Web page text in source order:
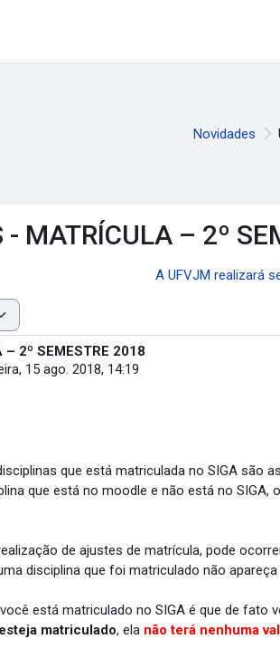
Novidades
- MATRÍCULA – 2º
A UFVJM realizará
– 2º SEMESTRE 2018
15 ago. 2018, 14:19
que está matriculada no SIGAsão
que está no moodle e não está no SIGA,
de ajustes de matrícula, pode
disciplina que foi matriculado não apareça
está matriculado no SIGAé que de fato
matriculado, ela não terá nenhuma